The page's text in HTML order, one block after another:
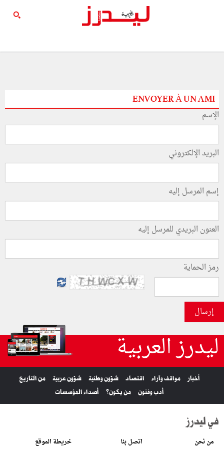
ENVOYER À UN AMI
الإسم
البريد الإلكتروني
إسم المرسل إليه
العنون البريدي للمرسل إليه
رمز الحماية
إرسال
ليدرز العربية
أخبار مواقف وآراء اقتصاد شؤون وطنية شؤون عربية
من التاريخ
أدب وفنون
من يكون؟ أصداء المؤسسات
في ليدرز
من نحن اتصل بنا خريطة الموقع